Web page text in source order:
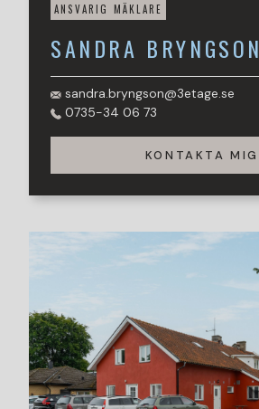
ANSVARIG MÄKLARE
SANDRA BRYNGSON
sandra.bryngson@3etage.se
0735-34 06 73
KONTAKTA MIG